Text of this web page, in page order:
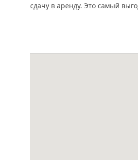
сдачу в аренду. Это самый